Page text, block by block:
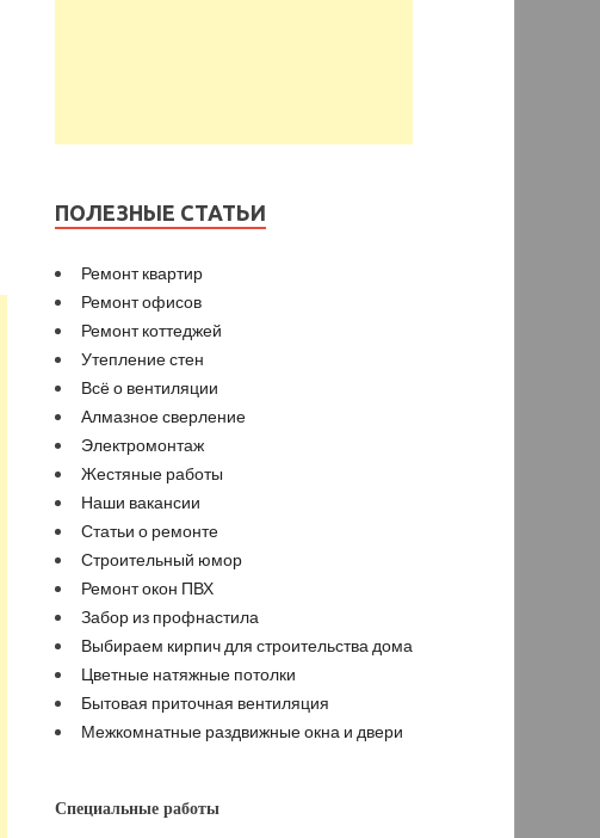
ПОЛЕЗНЫЕ СТАТЬИ
Ремонт квартир
Ремонт офисов
Ремонт коттеджей
Утепление стен
Всё о вентиляции
Алмазное сверление
Электромонтаж
Жестяные работы
Наши вакансии
Статьи о ремонте
Строительный юмор
Ремонт окон ПВХ
Забор из профнастила
Выбираем кирпич для строительства дома
Цветные натяжные потолки
Бытовая приточная вентиляция
Межкомнатные раздвижные окна и двери
Специальные работы